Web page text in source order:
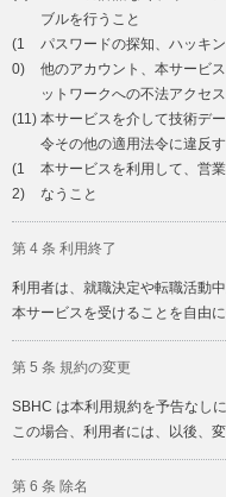
ブルを行うこと
(1
0)
パスワードの探知、ハッキ
他のアカウント、本サービ
ットワークへの不法アクセ
(11) 本サービスを介して技術デ
令その他の適用法令に違反
(1
2)
本サービスを利用して、営
なうこと
第 4 条 利用終了
利用者は、就職決定や転職活動
本サービスを受けることを自由
第 5 条 規約の変更
SBHC は本利用規約を予告なし
この場合、利用者には、以後、
第 6 条 除名